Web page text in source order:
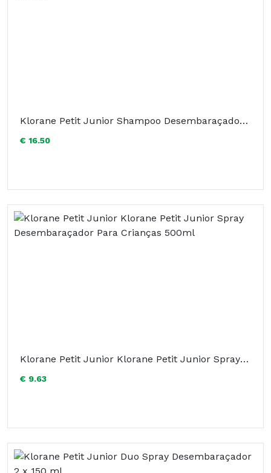
Klorane Petit Junior Shampoo Desembaraçador 500ml
€ 16.50
Klorane Petit Junior Klorane Petit Junior Spray Desembaraçador Para Crianças 500ml
€ 9.63